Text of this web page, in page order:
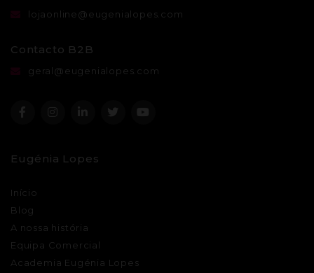
lojaonline@eugenialopes.com
Contacto B2B
geral@eugenialopes.com
Eugénia Lopes
Início
Blog
A nossa história
Equipa Comercial
Academia Eugénia Lopes